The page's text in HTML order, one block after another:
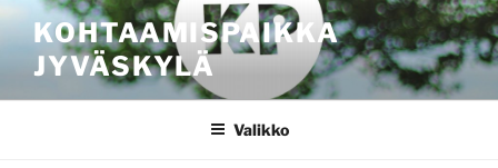
sisältöönKOHTAAMISPAIKKA
JYVÄSKYLÄ
Valikko